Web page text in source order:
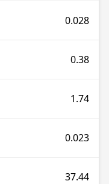
0.028
0.38
1.74
0.023
37.44